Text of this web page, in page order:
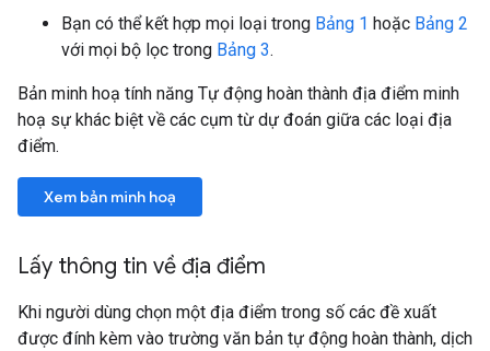
Bạn có thể kết hợp mọi loại trong Bảng 1 hoặc Bảng 2
với mọi bộ lọc trong Bảng 3.
Bản minh hoạ tính năng Tự động hoàn thành địa điểm minh
hoạ sự khác biệt về các cụm từ dự đoán giữa các loại địa
điểm.
Xem bản minh hoạ
Lấy thông tin về địa điểm
Khi người dùng chọn một địa điểm trong số các đề xuất
được đính kèm vào trường văn bản tự động hoàn thành, dịch